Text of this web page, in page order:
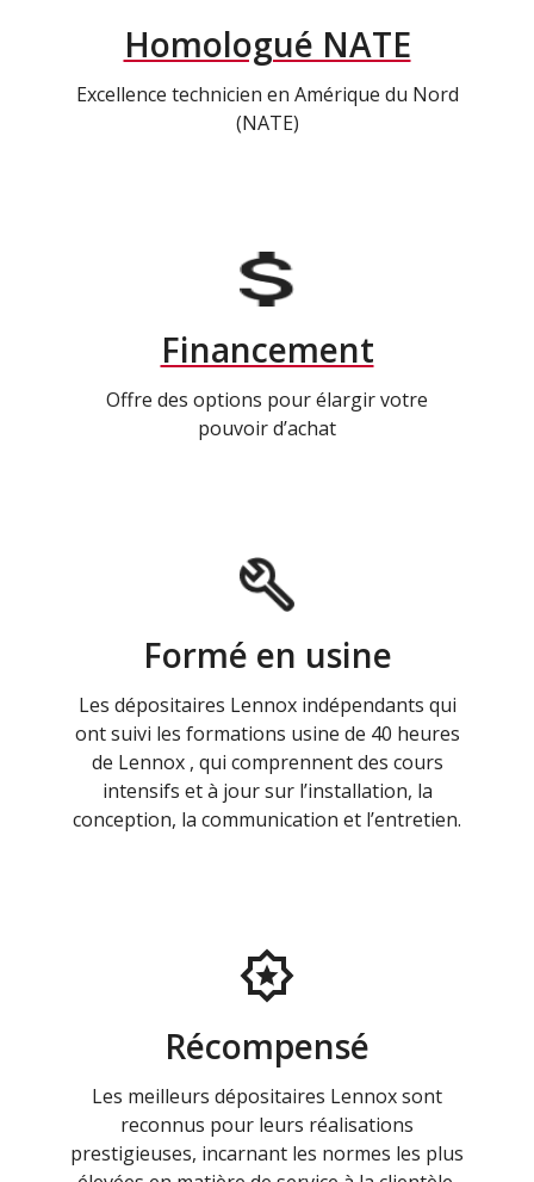
Homologué NATE
Excellence technicien en Amérique du Nord
(NATE)
Financement
Offre des options pour élargir votre
pouvoir d’achat
Formé en usine
Les dépositaires Lennox indépendants qui
ont suivi les formations usine de 40 heures
de Lennox , qui comprennent des cours
intensifs et à jour sur l’installation, la
conception, la communication et l’entretien.
Récompensé
Les meilleurs dépositaires Lennox sont
reconnus pour leurs réalisations
prestigieuses, incarnant les normes les plus